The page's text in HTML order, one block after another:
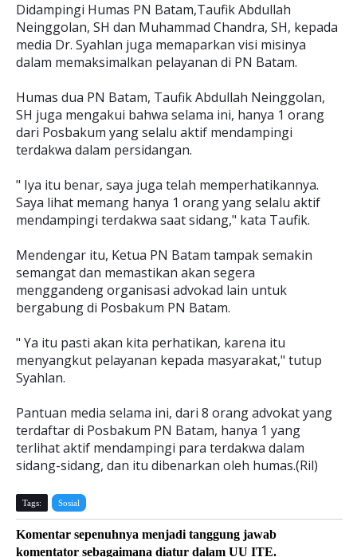
Didampingi Humas PN Batam,Taufik Abdullah
Neinggolan, SH dan Muhammad Chandra, SH, kepada
media Dr. Syahlan juga memaparkan visi misinya
dalam memaksimalkan pelayanan di PN Batam.
Humas dua PN Batam, Taufik Abdullah Neinggolan,
SH juga mengakui bahwa selama ini, hanya 1 orang
dari Posbakum yang selalu aktif mendampingi
terdakwa dalam persidangan.
" Iya itu benar, saya juga telah memperhatikannya.
Saya lihat memang hanya 1 orang yang selalu aktif
mendampingi terdakwa saat sidang," kata Taufik.
Mendengar itu, Ketua PN Batam tampak semakin
semangat dan memastikan akan segera
menggandeng organisasi advokad lain untuk
bergabung di Posbakum PN Batam.
" Ya itu pasti akan kita perhatikan, karena itu
menyangkut pelayanan kepada masyarakat," tutup
Syahlan.
Pantuan media selama ini, dari 8 orang advokat yang
terdaftar di Posbakum PN Batam, hanya 1 yang
terlihat aktif mendampingi para terdakwa dalam
sidang-sidang, dan itu dibenarkan oleh humas.(Ril)
Tags: Sosial
Komentar sepenuhnya menjadi tanggung jawab
komentator sebagaimana diatur dalam UU ITE.